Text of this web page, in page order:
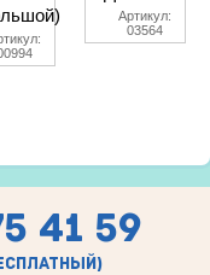
Артикул:
03564
41 59